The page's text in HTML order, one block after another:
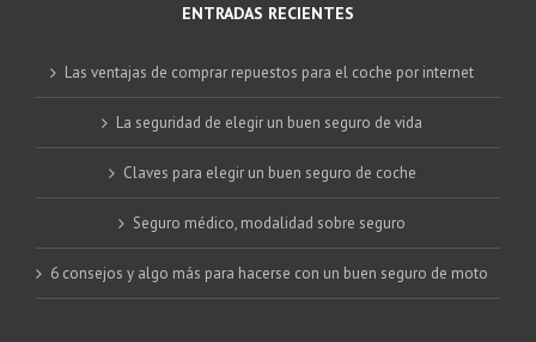
ENTRADAS RECIENTES
Las ventajas de comprar repuestos para el coche por internet
La seguridad de elegir un buen seguro de vida
Claves para elegir un buen seguro de coche
Seguro médico, modalidad sobre seguro
6 consejos y algo más para hacerse con un buen seguro de moto